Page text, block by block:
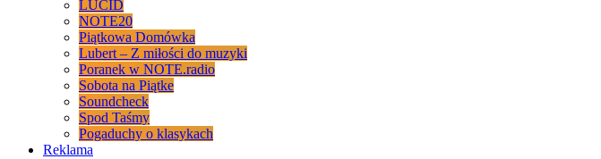
LUCID
NOTE20
Piątkowa Domówka
Lubert – Z miłości do muzyki
Poranek w NOTE.radio
Sobota na Piątke
Soundcheck
Spod Taśmy
Pogaduchy o klasykach
Reklama